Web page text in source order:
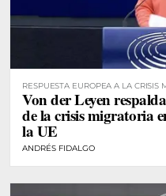
RESPUESTA EUROPEA A LA CRISIS
Von der Leyen
de la crisis migratoria
la UE
ANDRÉS FIDALGO